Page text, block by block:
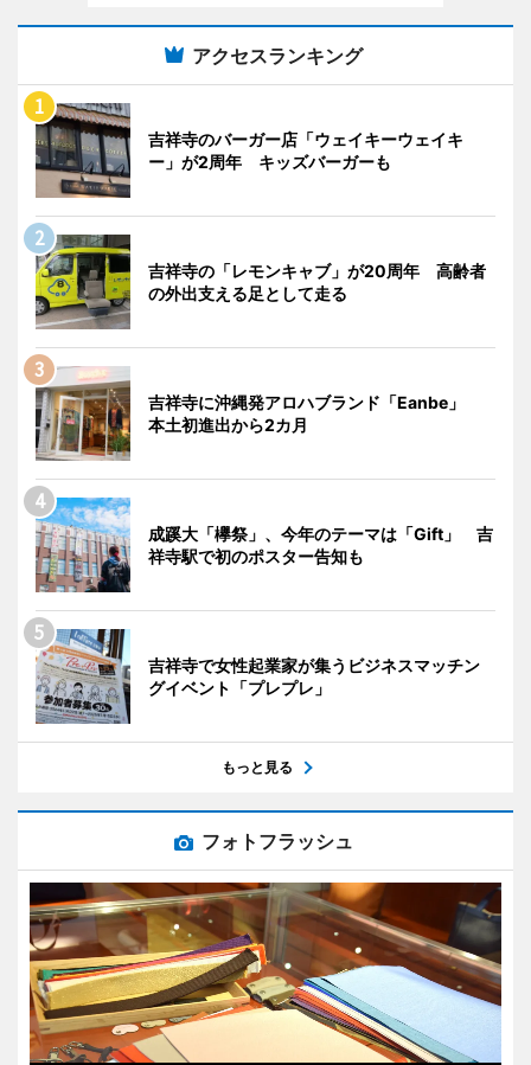
アクセスランキング
吉祥寺のバーガー店「ウェイキーウェイキ
ー」が2周年 キッズバーガーも
吉祥寺の「レモンキャブ」が20周年 高齢者
の外出支える足として走る
吉祥寺に沖縄発アロハブランド「Eanbe」
本土初進出から2カ月
成蹊大「欅祭」、今年のテーマは「Gift」 吉
祥寺駅で初のポスター告知も
吉祥寺で女性起業家が集うビジネスマッチン
グイベント「プレプレ」
もっと見る
フォトフラッシュ